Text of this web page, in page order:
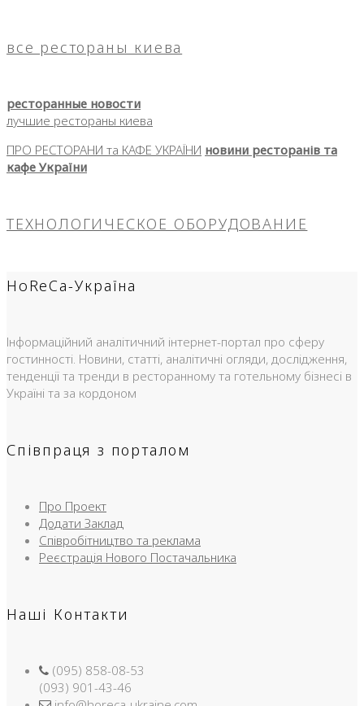
все рестораны киева
ресторанные новости
лучшие рестораны киева
ПРО РЕСТОРАНИ та КАФЕ УКРАЇНИ новини ресторанів та
кафе України
ТЕХНОЛОГИЧЕСКОЕ ОБОРУДОВАНИЕ
HoReCa-Україна
Інформаційний аналітичний інтернет-портал про сферу
гостинності. Новини, статті, аналітичні огляди, дослідження,
тенденції та тренди в ресторанному та готельному бізнесі в
Україні та за кордоном
Співпраця з порталом
Про Проект
Додати Заклад
Співробітництво та реклама
Реєстрація Нового Постачальника
Наші Контакти
(095) 858-08-53
(093) 901-43-46